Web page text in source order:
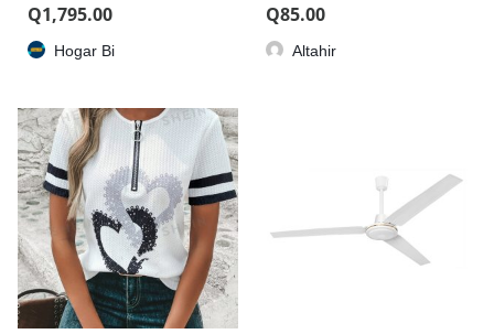
Q1,795.00
Hogar Bi
Q85.00
Altahir